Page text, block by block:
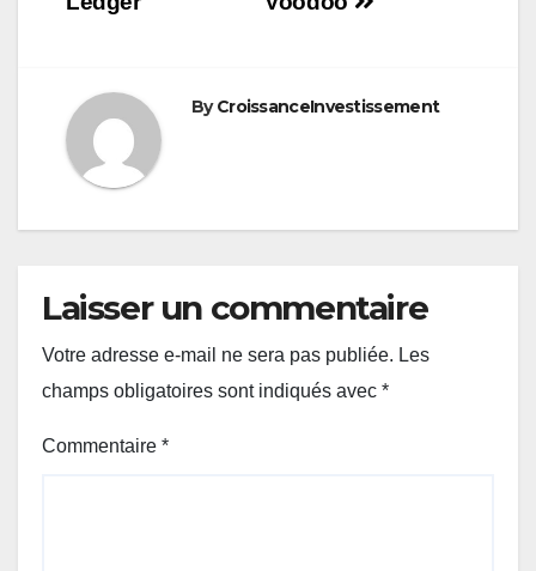
de
ByCroissanceInvestissement
Laisser un commentaire
Votre adresse e-mail ne sera pas publiée. Les
champs obligatoires sont indiqués avec *
Commentaire *